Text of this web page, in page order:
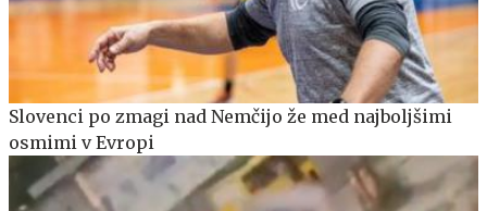
Slovenci po zmagi nad Nemčijo že med najboljšimi
osmimi v Evropi